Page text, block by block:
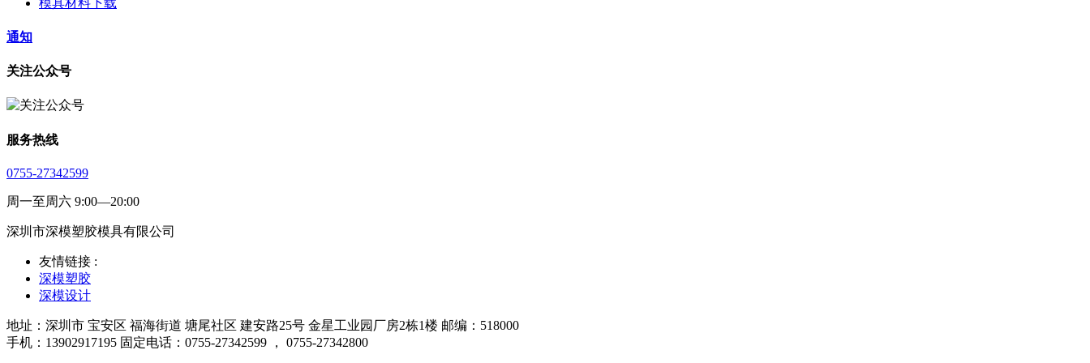
通知
关注公众号
服务热线
0755-27342599
周一至周六 9:00—20:00
深圳市深模塑胶模具有限公司
友情链接 :
深模塑胶
深模设计
地址：深圳市 宝安区 福海街道 塘尾社区 建安路25号 金星工业园厂房2栋1楼 邮编：518000
手机：13902917195 固定电话：0755-27342599 ， 0755-27342800